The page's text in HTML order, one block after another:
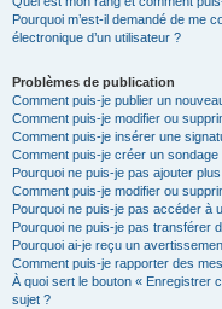
Pourquoi m’est-il demandé de me
électronique d’un utilisateur ?
Problèmes de publication
Comment puis-je publier un
Comment puis-je modifier ou
Comment puis-je insérer une
Comment puis-je créer un sondage
Pourquoi ne puis-je pas ajouter
Comment puis-je modifier ou
Pourquoi ne puis-je pas accéder à
Pourquoi ne puis-je pas transférer
Pourquoi ai-je reçu un
Comment puis-je rapporter des
À quoi sert le bouton « Enregistrer
sujet ?